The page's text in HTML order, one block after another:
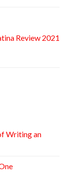
Review 2021
Writing an